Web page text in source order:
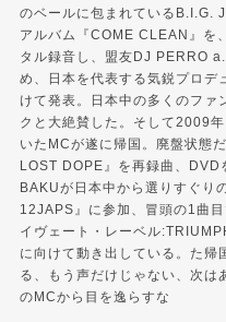
のベールに包まれているB.I.G.
アルバム『COME CLEAN』を
タル録音し、盟友DJ PERRO
め、日本を代表する気鋭プロデ
けて発表。日本中の多くのファ
クと大絶賛した。そして2009
いたMCが遂に帰国。廃盤状態
LOST DOPE』を再録曲、
BAKUが日本中から選りすぐり
12JAPS』に参加、冒頭の1曲
イヴェート・レーベル
に向けて動き出している。た帰
る、もう声だけじゃない、次は
のMCから目を逸らすな